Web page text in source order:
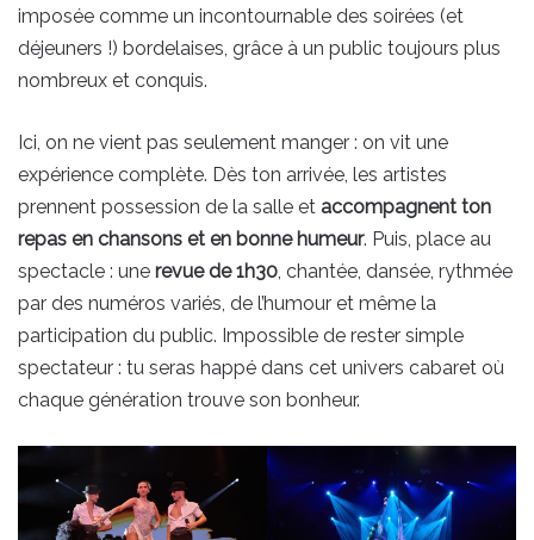
imposée comme un incontournable des soirées (et
déjeuners !) bordelaises, grâce à un public toujours plus
nombreux et conquis.
Ici, on ne vient pas seulement manger : on vit une
expérience complète. Dès ton arrivée, les artistes
prennent possession de la salle et accompagnent ton
repas en chansons et en bonne humeur. Puis, place au
spectacle : une revue de 1h30, chantée, dansée, rythmée
par des numéros variés, de l’humour et même la
participation du public. Impossible de rester simple
spectateur : tu seras happé dans cet univers cabaret où
chaque génération trouve son bonheur.